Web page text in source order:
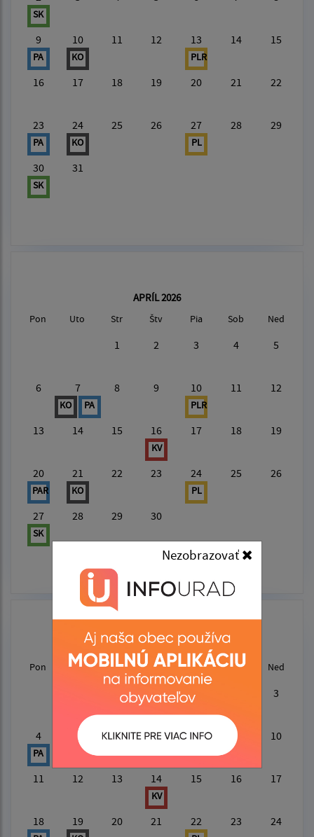
Nezobrazovať
SK
9
PA
10
KO
11 12 13
PLR
14 15
16 17 18 19 20 21 22
23
PA
24
KO
25 26 27
PL
28 29
30
SK
31
APRÍL 2026
Pon Uto Str Štv Pia Sob Ned
1 2 3 4 5
6 7
KO PA
8 9 10
PLR
11 12
13 14 15 16
KV
17 18 19
20
PAR
21
KO
22 23 24
PL
25 26
27
SK
28 29 30
MÁJ 2026
Pon Uto Str Štv Pia Sob Ned
1 3
4
PA
5
KO
6 7
PLR
8 9 10
11 12 13 14
KV
15 16 17
18 19 20 21 22 23 24